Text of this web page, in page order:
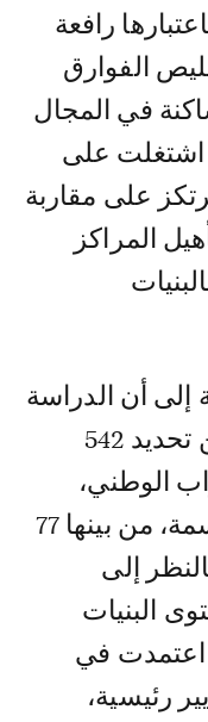
رافعة
الفوارق
في المجال
اشتغلت على
على مقاربة
المراكز
إلى أن الدراسة
المنجزة سنة 2017 مكنت من تحديد 542
الوطني،
يقطنها ما يقارب 9 ملايين نسمة، من بينها 77
إلى
البنيات
اعتمدت في
رئيسية،